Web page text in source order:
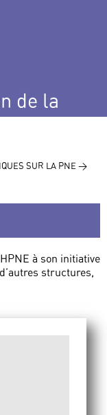
de la
SUR LA PNE >
à son initiative
structures,